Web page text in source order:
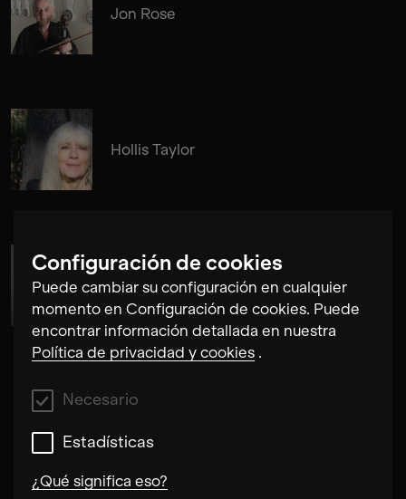
Configuración de cookies
Puede cambiar su configuración en cualquier
momento en Configuración de cookies. Puede
encontrar información detallada en nuestra
Política de privacidad y cookies .
Necesario
Estadísticas
¿Qué significa eso?
Jon Rose
Hollis Taylor
Susanne Fröhlich